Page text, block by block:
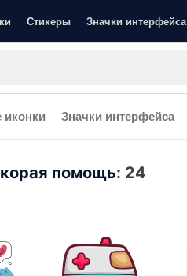
Стикеры Значки интерфейса
Значки интерфейса
помощь: 24